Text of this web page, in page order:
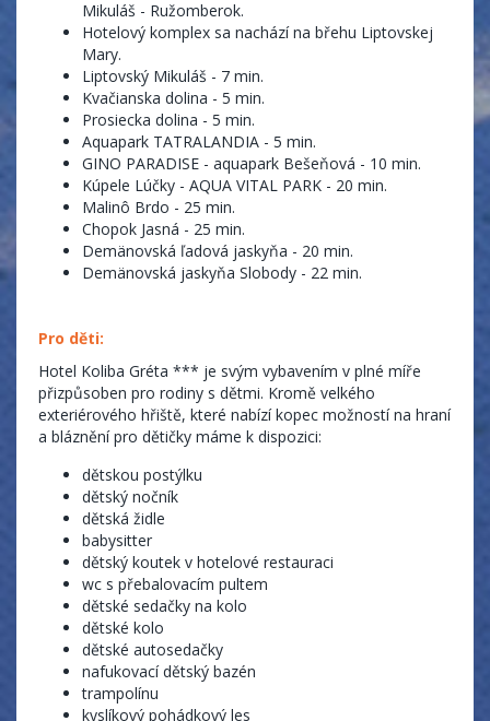
Mikuláš - Ružomberok.
Hotelový komplex sa nachází na břehu Liptovskej
Mary.
Liptovský Mikuláš - 7 min.
Kvačianska dolina - 5 min.
Prosiecka dolina - 5 min.
Aquapark TATRALANDIA - 5 min.
GINO PARADISE - aquapark Bešeňová - 10 min.
Kúpele Lúčky - AQUA VITAL PARK - 20 min.
Malinô Brdo - 25 min.
Chopok Jasná - 25 min.
Demänovská ľadová jaskyňa - 20 min.
Demänovská jaskyňa Slobody - 22 min.
Pro děti:
Hotel Koliba Gréta *** je svým vybavením v plné míře
přizpůsoben pro rodiny s dětmi. Kromě velkého
exteriérového hřiště, které nabízí kopec možností na hraní
a bláznění pro dětičky máme k dispozici:
dětskou postýlku
dětský nočník
dětská židle
babysitter
dětský koutek v hotelové restauraci
wc s přebalovacím pultem
dětské sedačky na kolo
dětské kolo
dětské autosedačky
nafukovací dětský bazén
trampolínu
kyslíkový pohádkový les